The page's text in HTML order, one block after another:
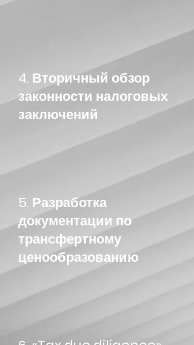
4. Вторичный обзор
законности налоговых
заключений
5. Разработка
документации по
трансфертному
ценообразованию